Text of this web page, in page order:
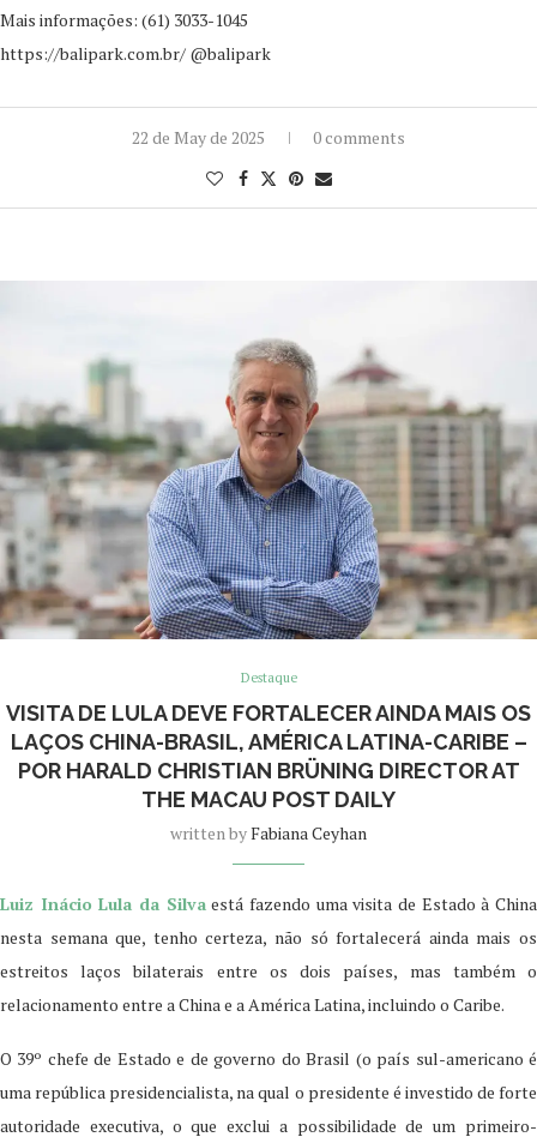
Mais informações: (61) 3033-1045
https://balipark.com.br/ @balipark
22 de May de 2025 0 comments
Destaque
VISITA DE LULA DEVE FORTALECER AINDA MAIS OS
LAÇOS CHINA-BRASIL, AMÉRICA LATINA-CARIBE –
POR HARALD CHRISTIAN BRÜNING DIRECTOR AT
THE MACAU POST DAILY
written byFabiana Ceyhan
Luiz Inácio Lula da Silvaestá fazendo uma visita de Estado à China
nesta semana que, tenho certeza, não só fortalecerá ainda mais os
estreitos laços bilaterais entre os dois países, mas também o
relacionamento entre a China e a América Latina, incluindo o Caribe.
O 39º chefe de Estado e de governo do Brasil (o país sul-americano é
uma república presidencialista, na qual o presidente é investido de forte
autoridade executiva, o que exclui a possibilidade de um primeiro-